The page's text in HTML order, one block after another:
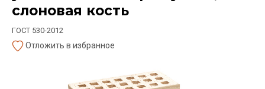
Дилеры
Недвижимость
Мероприятия при НМУ
слоновая кость
ГОСТ 530-2012
Отложить в избранное